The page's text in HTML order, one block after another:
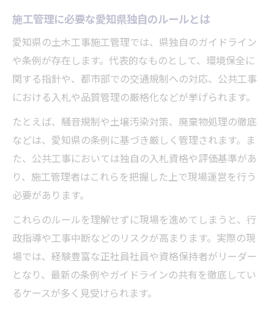
施工管理に必要な愛知県独自のルールとは
愛知県の土木工事施工管理では、県独自のガイドライン
や条例が存在します。代表的なものとして、環境保全に
関する指針や、都市部での交通規制への対応、公共工事
における入札や品質管理の厳格化などが挙げられます。
たとえば、騒音規制や土壌汚染対策、廃棄物処理の徹底
などは、愛知県の条例に基づき厳しく管理されます。ま
た、公共工事においては独自の入札資格や評価基準があ
り、施工管理者はこれらを把握した上で現場運営を行う
必要があります。
これらのルールを理解せずに現場を進めてしまうと、行
政指導や工事中断などのリスクが高まります。実際の現
場では、経験豊富な正社員社員や資格保持者がリーダー
となり、最新の条例やガイドラインの共有を徹底してい
るケースが多く見受けられます。